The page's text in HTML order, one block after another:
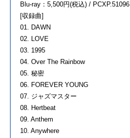
Blu-ray：5,500円(税込) / PCXP.51096
[収録曲]
01. DAWN
02. LOVE
03. 1995
04. Over The Rainbow
05. 秘密
06. FOREVER YOUNG
07. ジャズマスター
08. Hertbeat
09. Anthem
10. Anywhere